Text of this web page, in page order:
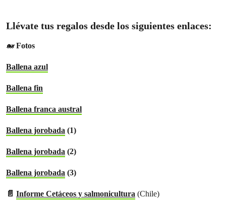
Llévate tus regalos desde los siguientes enlaces:
🐋Fotos
Ballena azul
Ballena fin
Ballena franca austral
Ballena jorobada (1)
Ballena jorobada (2)
Ballena jorobada (3)
📄 Informe Cetáceos y salmonicultura (Chile)